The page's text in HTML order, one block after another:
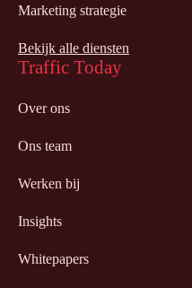
Marketing strategie
Bekijk alle diensten
Traffic Today
Over ons
Ons team
Werken bij
Insights
Whitepapers